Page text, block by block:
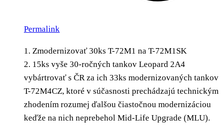
Permalink
1. Zmodernizovať 30ks T-72M1 na T-72M1SK
2. 15ks vyše 30-ročných tankov Leopard 2A4
vybártrovať s ČR za ich 33ks modernizovaných tankov
T-72M4CZ, ktoré v súčasnosti prechádzajú technickým
zhodením rozumej ďalšou čiastočnou modernizáciou
keďže na nich neprebehol Mid-Life Upgrade (MLU).